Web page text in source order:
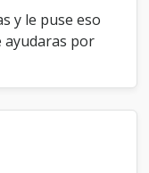
y le puse eso
ayudaras por